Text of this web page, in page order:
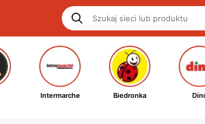
Intermarche Biedronka